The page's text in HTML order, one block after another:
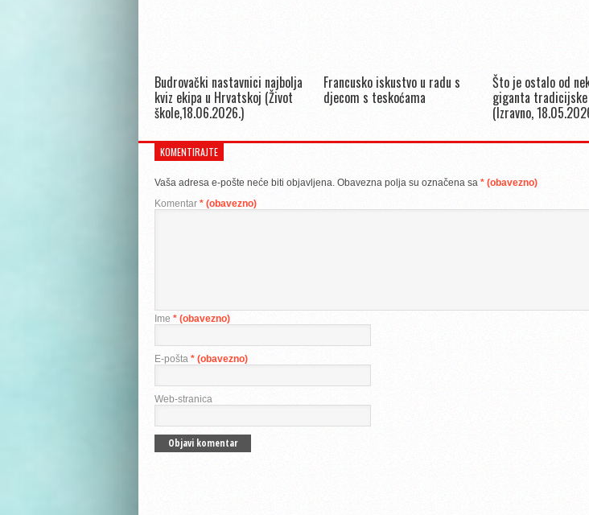
Budrovački nastavnici najbolja
kviz ekipa u Hrvatskoj (Život
škole,18.06.2026.)
Francusko iskustvo u radu s
djecom s teskoćama
Što je ostalo od
giganta
(Izravno,
KOMENTIRAJTE
Vaša adresa e-pošte neće biti objavljena. Obavezna polja su označena sa * (obavezno)
Komentar * (obavezno)
Ime * (obavezno)
E-pošta * (obavezno)
Web-stranica